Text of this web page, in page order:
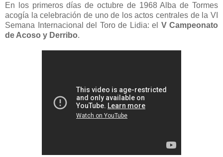
En los primeros días de octubre de 1968 Alba de Tormes
acogía la celebración de uno de los actos centrales de la VI
Semana Internacional del Toro de Lidia: el V Campeonato
de Acoso y Derribo.